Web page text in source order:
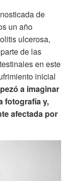
de
un año
ulcerosa,
de las
en este
inicial
a imaginar
fotografía y,
afectada por